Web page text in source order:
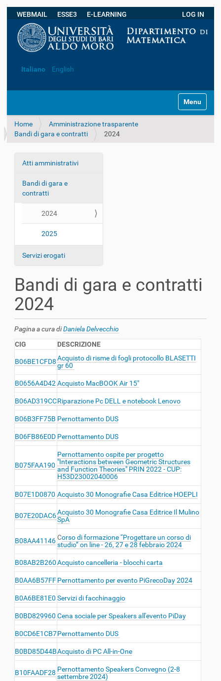
WEBMAIL ESSE3 E-LEARNING LOG IN
Italiano English
z
o
Toggle
Home
Amministrazione trasparente
Bandi di gara e contratti
2024
N
v
i
a
i
n
e
Atti amministrativi
Bandi di gara e
contratti
2024
2025
Servizi erogati
Bandi di gara e contratti
2024
Pagina a cura diDaniela Delvecchio
CIG
DESCRIZIONE
B06BE1CFD8Acquisto di risme di fogli protocollo BLASETTI
gr 60
B0656A4D42 Acquisto MacBOOK Air 15"
B06AD319CCRiparazione Pc DELL e notebook Lenovo
B06B3FF75B Pernottamento DUS
B06FB86E0D Pernottamento DUS
B075FAA190
Pernottamento ospite per progetto
"Interactions between Geometric Structures
and Function Theories" PRIN 2022 - CUP:
H53D23002040006
B07E1D0870 Acquisto 30 Monografie Casa Editrice HOEPLI
B07E20DAC6Acquisto 30 Monografie Casa Editrice Il Mulino
SpA
B08AA41146Corso di formazione “Progettare un corso di
studio” on line - 26, 27 e 28 febbraio 2024
B08AB2B260Acquisto cancelleria - blocchi carta
B0AA6B57FFPernottamento per evento PiGrecoDay 2024
B0A6BE81E0 Servizi di facchinaggio
B0BD829960 Cena sociale per Speakers all'evento PiDay
B0CD6E1CB7Pernottamento DUS
B0BD85D44BAcquisto di PC All-in-One
B10FAADF28 Pernottamento Speakers Convegno (2-8
settembre 2024)